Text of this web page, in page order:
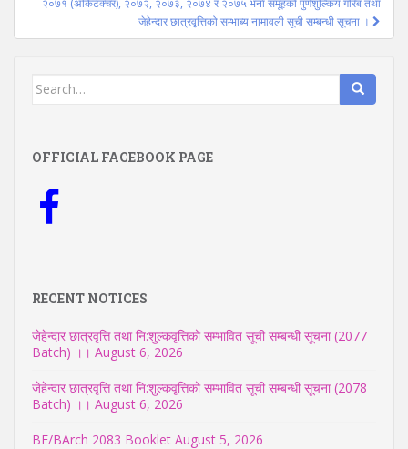
जेहेन्दार छात्रवृत्तिको सम्भाब्य नामावली सूची सम्बन्धी सूचना ।
Search
OFFICIAL FACEBOOK PAGE
RECENT NOTICES
जेहेन्दार छात्रवृत्ति तथा नि:शुल्कवृत्तिको सम्भावित सूची सम्बन्धी सूचना (2077
Batch) ।। August 6, 2026
जेहेन्दार छात्रवृत्ति तथा नि:शुल्कवृत्तिको सम्भावित सूची सम्बन्धी सूचना (2078
Batch) ।। August 6, 2026
BE/BArch 2083 Booklet August 5, 2026